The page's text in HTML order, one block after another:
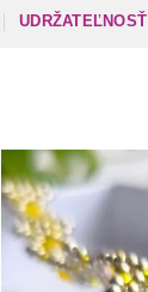
UDRŽATEĽNOSŤ